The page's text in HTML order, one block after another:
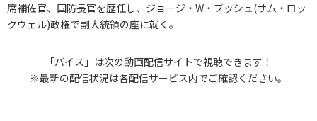
席補佐官、国防長官を歴任し、ジョージ・W・ブッシュ(サム・ロッ
クウェル)政権で副大統領の座に就く。
「バイス」は次の動画配信サイトで視聴できます！
※最新の配信状況は各配信サービス内でご確認ください。